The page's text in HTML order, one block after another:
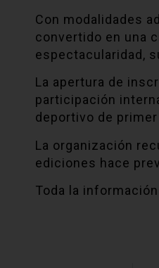
Con modalidades
convertido en una
espectacularidad,
La apertura de
participación
deportivo de primer
La organización
ediciones hace
Toda la